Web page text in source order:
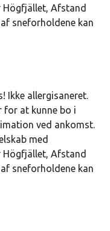
Afstand
sneforholdene kan
Ikke allergisaneret.
for at kunne bo i
ved ankomst.
med
Afstand
sneforholdene kan